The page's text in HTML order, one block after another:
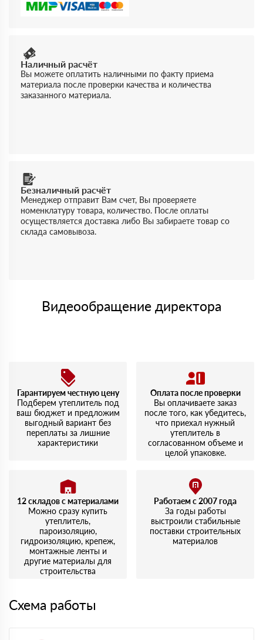
Наличный расчёт
Вы можете оплатить наличными по факту приема
материала после проверки качества и количества
заказанного материала.
Безналичный расчёт
Менеджер отправит Вам счет, Вы проверяете
номенклатуру товара, количество. После оплаты
осуществляется доставка либо Вы забираете товар со
склада самовывоза.
Видеообращение директора
Гарантируем честную цену
Подберем утеплитель под
ваш бюджет и предложим
выгодный вариант без
переплаты за лишние
характеристики
Оплата после проверки
Вы оплачиваете заказ
после того, как убедитесь,
что приехал нужный
утеплитель в
согласованном объеме и
целой упаковке.
12 складов с материалами
Можно сразу купить
утеплитель,
пароизоляцию,
гидроизоляцию, крепеж,
монтажные ленты и
другие материалы для
строительства
Работаем с 2007 года
За годы работы
выстроили стабильные
поставки строительных
материалов
Схема работы